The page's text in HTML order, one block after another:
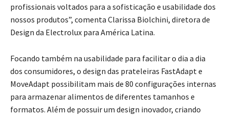
profissionais voltados para a sofisticação e usabilidade dos
nossos produtos”, comenta Clarissa Biolchini, diretora de
Design da Electrolux para América Latina.
Focando também na usabilidade para facilitar o dia a dia
dos consumidores, o design das prateleiras FastAdapt e
MoveAdapt possibilitam mais de 80 configurações internas
para armazenar alimentos de diferentes tamanhos e
formatos. Além de possuir um design inovador, criando